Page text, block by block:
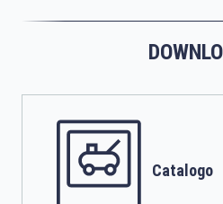
Catalogo